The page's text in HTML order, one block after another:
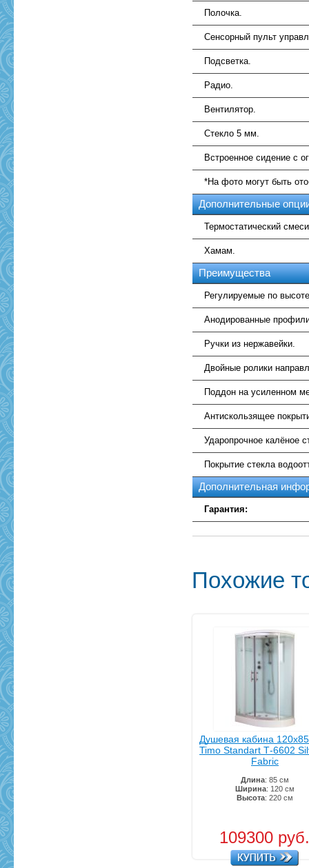
Полочка.
Сенсорный пульт
Подсветка.
Радио.
Вентилятор.
Стекло 5 мм.
Встроенное сидение с
*На фото могут быть
Дополнительные
Термостатический
Хамам.
Преимущества
Регулируемые по
Анодированные
Ручки из нержавейки.
Двойные ролики
Поддон на усиленном
Антискользящее
Ударопрочное калёное
Покрытие стекла
Дополнительная
Гарантия:
Похожие
Душевая кабина
Timo Standart Т-6602
Fabric
Длина: 85 см
Ширина: 120 см
Высота: 220 см
109300